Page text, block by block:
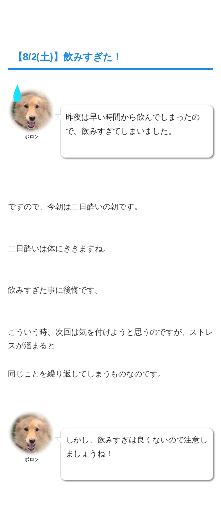
【8/2(土)】飲みすぎた！
ポロン
昨夜は早い時間から飲んでしまったの
で、飲みすぎてしまいました。
ですので、今朝は二日酔いの朝です。
二日酔いは体にききますね。
飲みすぎた事に後悔です。
こういう時、次回は気を付けようと思うのですが、ストレ
スが溜まると
同じことを繰り返してしまうものなのです。
ポロン
しかし、飲みすぎは良くないので注意し
ましょうね！